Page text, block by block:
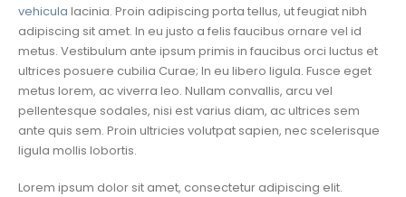
vehicula lacinia. Proin adipiscing porta tellus, ut feugiat nibh
adipiscing sit amet. In eu justo a felis faucibus ornare vel id
metus. Vestibulum ante ipsum primis in faucibus orci luctus et
ultrices posuere cubilia Curae; In eu libero ligula. Fusce eget
metus lorem, ac viverra leo. Nullam convallis, arcu vel
pellentesque sodales, nisi est varius diam, ac ultrices sem
ante quis sem. Proin ultricies volutpat sapien, nec scelerisque
ligula mollis lobortis.
Lorem ipsum dolor sit amet, consectetur adipiscing elit.